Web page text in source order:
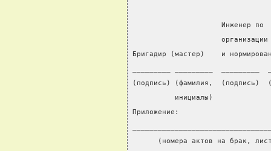
Инженер по
Бригадир (мастер)    и
(подпись) (фамилия,  (подпись)
инициалы)
Приложение:
(номера актов на брак,